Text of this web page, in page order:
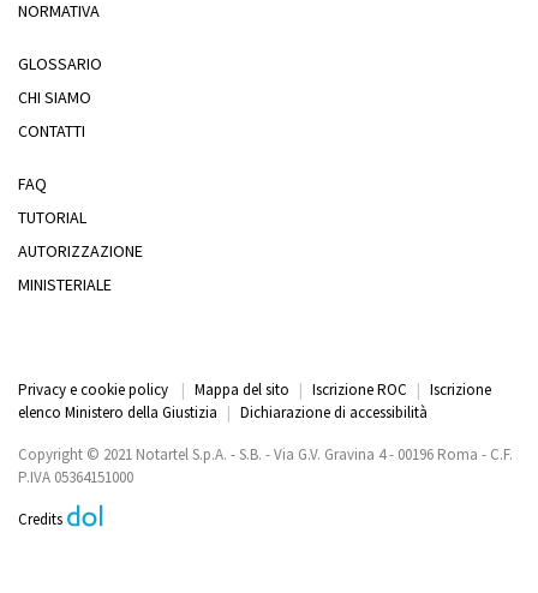
NORMATIVA
GLOSSARIO
CHI SIAMO
CONTATTI
FAQ
TUTORIAL
AUTORIZZAZIONE
MINISTERIALE
Privacy e cookie policy | Mappa del sito | Iscrizione ROC | Iscrizione
elenco Ministero della Giustizia | Dichiarazione di accessibilità
Copyright © 2021 Notartel S.p.A. - S.B. - Via G.V. Gravina 4 - 00196 Roma - C.F.
P.IVA 05364151000
Credits